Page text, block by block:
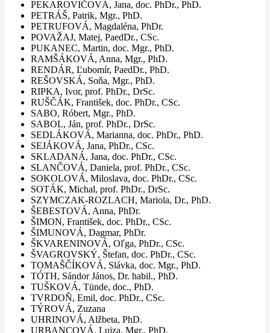
PEKAROVIČOVÁ, Jana, doc. PhDr., PhD.
PETRÁŠ, Patrik, Mgr., PhD.
PETRUFOVÁ, Magdaléna, PhDr.
POVAŽAJ, Matej, PaedDr., CSc.
PUKANEC, Martin, doc. Mgr., PhD.
RAMŠÁKOVÁ, Anna, Mgr., PhD.
RENDÁR, Ľubomír, PaedDr., PhD.
REŠOVSKÁ, Soňa, Mgr., PhD.
RIPKA, Ivor, prof. PhDr., DrSc.
RUŠČÁK, František, doc. PhDr., CSc.
SABO, Róbert, Mgr., PhD.
SABOL, Ján, prof. PhDr., DrSc.
SEDLÁKOVÁ, Marianna, doc. PhDr., PhD.
SEJÁKOVÁ, Jana, PhDr., CSc.
SKLADANÁ, Jana, doc. PhDr., CSc.
SLANČOVÁ, Daniela, prof. PhDr., CSc.
SOKOLOVÁ, Miloslava, doc. PhDr., CSc.
SOTÁK, Michal, prof. PhDr., DrSc.
SZYMCZAK-ROZLACH, Mariola, Dr., PhD.
ŠEBESTOVÁ, Anna, PhDr.
ŠIMON, František, doc. PhDr., CSc.
ŠIMUNOVÁ, Dagmar, PhDr.
ŠKVARENINOVÁ, Oľga, PhDr., CSc.
ŠVAGROVSKÝ, Štefan, doc. PhDr., CSc.
TOMAŠČÍKOVÁ, Slávka, doc. Mgr., PhD.
TÓTH, Sándor János, Dr. habil., PhD.
TUŠKOVÁ, Tünde, doc., PhD.
TVRDOŇ, Emil, doc. PhDr., CSc.
TÝROVÁ, Zuzana
UHRINOVÁ, Alžbeta, PhD.
URBANCOVÁ, Lujza, Mgr., PhD.